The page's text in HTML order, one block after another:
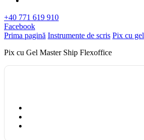
+40 771 619 910
Facebook
Prima pagină Instrumente de scris Pix cu gel
Pix cu Gel Master Ship Flexoffice